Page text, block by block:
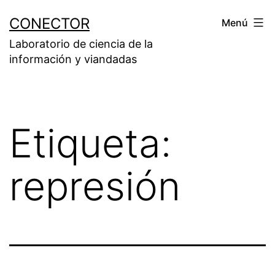
contenido
CONECTOR
Laboratorio de ciencia de la
información y viandadas
Menú
Etiqueta:
represión